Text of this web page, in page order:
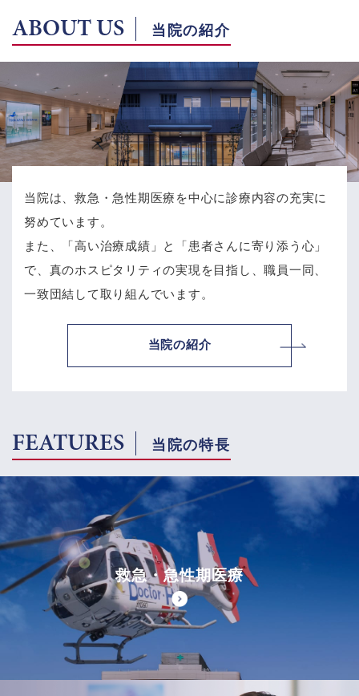
ABOUT US 当院の紹介
当院は、救急・急性期医療を中心に診療内容の充実に
努めています。
また、「高い治療成績」と「患者さんに寄り添う心」
で、 真のホスピタリティの実現を目指し、職員一同、
一致団結して取り組んでいます。
当院の紹介
FEATURES 当院の特長
救急・急性期医療